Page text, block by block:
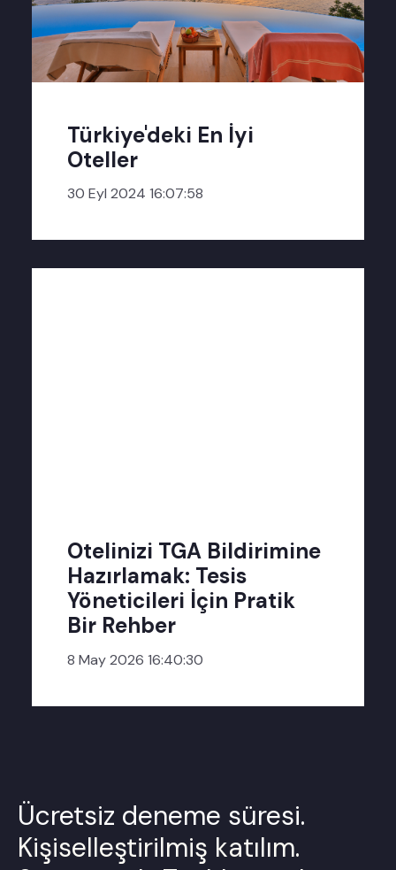
Türkiye'deki En İyi
Oteller
30 Eyl 2024 16:07:58
Otelinizi TGA Bildirimine
Hazırlamak: Tesis
Yöneticileri İçin Pratik
Bir Rehber
8 May 2026 16:40:30
Ücretsiz deneme süresi.
Kişiselleştirilmiş katılım.